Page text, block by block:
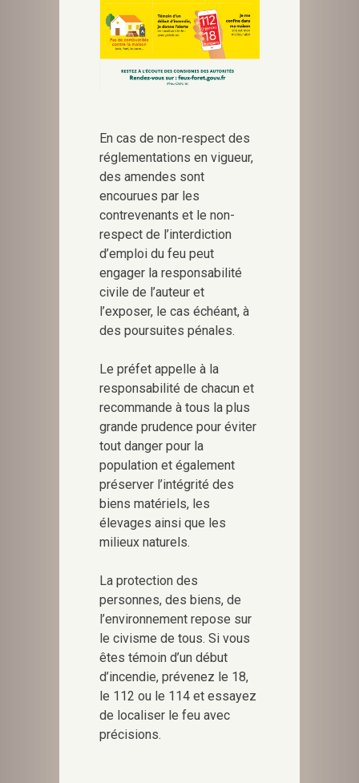
En cas de non-respect des
réglementations en vigueur,
des amendes sont
encourues par les
contrevenants et le non-
respect de l’interdiction
d’emploi du feu peut
engager la responsabilité
civile de l’auteur et
l’exposer, le cas échéant, à
des poursuites pénales.
Le préfet appelle à la
responsabilité de chacun et
recommande à tous la plus
grande prudence pour éviter
tout danger pour la
population et également
préserver l’intégrité des
biens matériels, les
élevages ainsi que les
milieux naturels.
La protection des
personnes, des biens, de
l’environnement repose sur
le civisme de tous. Si vous
êtes témoin d’un début
d’incendie, prévenez le 18,
le 112 ou le 114 et essayez
de localiser le feu avec
précisions.